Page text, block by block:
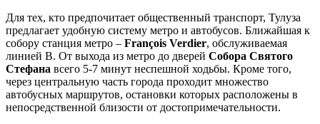
Для тех, кто предпочитает общественный транспорт, Тулуза
предлагает удобную систему метро и автобусов. Ближайшая к
собору станция метро – François Verdier, обслуживаемая
линией B. От выхода из метро до дверей Собора Святого
Стефана всего 5-7 минут неспешной ходьбы. Кроме того,
через центральную часть города проходит множество
автобусных маршрутов, остановки которых расположены в
непосредственной близости от достопримечательности.